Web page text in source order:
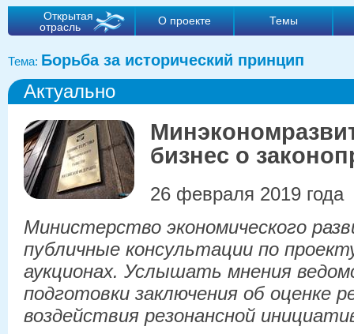
Открытая
отрасль
О проекте Темы
Тема: Борьба за исторический принцип
Актуально
бизнес о
26 февраля 2019 года
Министерство экономического
публичные консультации по
аукционах. Услышать мнения
подготовки заключения об оценке
воздействия резонансной